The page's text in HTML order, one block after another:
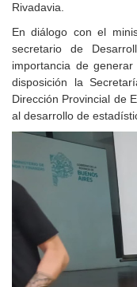
Rivadavia.
En diálogo con el
secretario de
importancia de
disposición la
Dirección Provincial de
al desarrollo de